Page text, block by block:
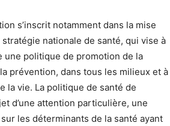
s’inscrit notamment dans la mise
nationale de santé, qui vise à
une politique de promotion de la
prévention, dans tous les milieux et à
la vie. La politique de santé de
d’une attention particulière, une
les déterminants de la santé ayant